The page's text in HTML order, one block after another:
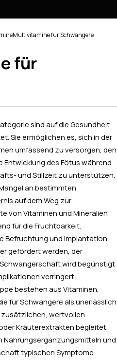
Multivitamine für Schwangere
für
sind auf die Gesundheit
Sie ermöglichen es, sich in der
umfassend zu versorgen, den
Entwicklung des Fötus während
und Stillzeit zu unterstützen.
an bestimmten
auf dem Weg zur
von Vitaminen und Mineralien
für die Fruchtbarkeit.
Befruchtung und Implantation
gefördert werden, der
wird begünstigt
verringert.
bestehen aus Vitaminen,
für Schwangere als unerlässlich
zusätzlichen, wertvollen
Kräuterextrakten begleitet.
Nahrungsergänzungsmitteln und
typischen Symptome